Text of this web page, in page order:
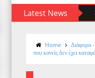
Latest News
Home Διάφορα
που κανείς δεν έχει